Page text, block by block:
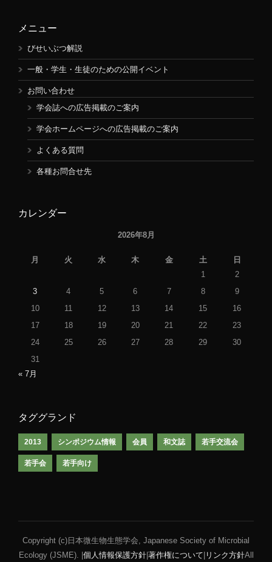
メニュー
びせいぶつ解説
一般・学生・生徒のための公開イベント
お問い合わせ
学会誌への広告掲載のご案内
学会ホームページへの広告掲載のご案内
よくある質問
各種お問合せ先
カレンダー
2026年8月
月 火 水 木 金 土
日
1
2
3
4 5 6 7 8
9
10
11 12 13 14 15
16
17
18 19 20 21 22
23
24
25 26 27 28 29
30
31
« 7月
タググランド
2013 シンポジウム情報 会員 和文誌 若手交流会
若手会 若手向け
Copyright (c)日本微生物生態学会, Japanese Society of Microbial
Ecology (JSME). | 個人情報保護方針| 著作権について リンク方針All